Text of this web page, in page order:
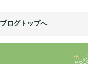
ブログトップへ